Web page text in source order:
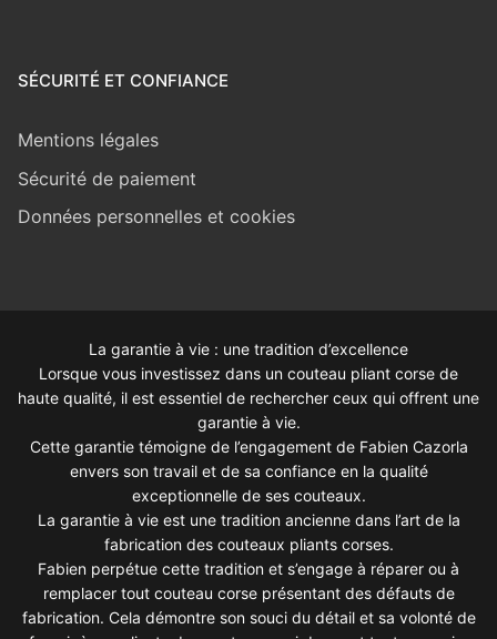
SÉCURITÉ ET CONFIANCE
Mentions légales
Sécurité de paiement
Données personnelles et cookies
La garantie à vie : une tradition d’excellence
Lorsque vous investissez dans un couteau pliant corse de
haute qualité, il est essentiel de rechercher ceux qui offrent une
garantie à vie.
Cette garantie témoigne de l’engagement de Fabien Cazorla
envers son travail et de sa confiance en la qualité
exceptionnelle de ses couteaux.
La garantie à vie est une tradition ancienne dans l’art de la
fabrication des couteaux pliants corses.
Fabien perpétue cette tradition et s’engage à réparer ou à
remplacer tout couteau corse présentant des défauts de
fabrication. Cela démontre son souci du détail et sa volonté de